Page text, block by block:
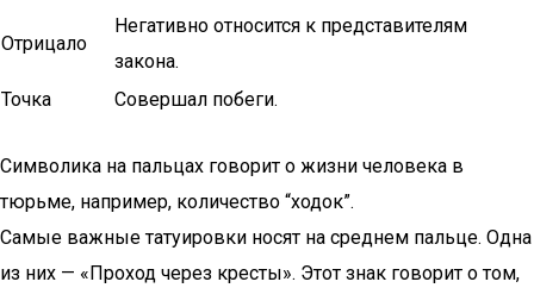
Отрицало
Негативно относится к представителям
закона.
Точка
Совершал побеги.
Символика на пальцах говорит о жизни человека в
тюрьме, например, количество “ходок”.
Самые важные татуировки носят на среднем пальце. Одна
из них — «Проход через кресты». Этот знак говорит о том,